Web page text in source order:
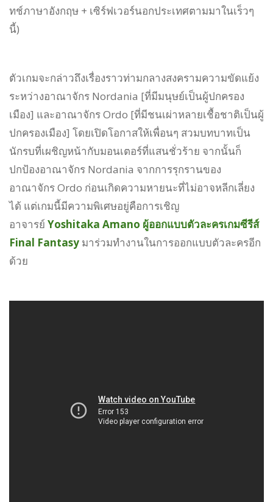
ทช์ภาษาอังกฤษ + เซิร์ฟเวอร์นอกประเทศตามมาในเร็วๆ
นี้)
ตัวเกมจะกล่าวถึงเรื่องราวท่ามกลางสงครามความขัดแย้ง
ระหว่างอาณาจักร Nordania [ที่มีมนุษย์เป็นผู้ปกครอง
เมือง] และอาณาจักร Ordo [ที่มีชนเผ่าหลายเชื้อชาติเป็นผู้
ปกครองเมือง] โดยเปิดโอกาสให้เพื่อนๆ สวมบทบาทเป็น
นักรบที่เผชิญหน้ากับมอนเตอร์ที่แสนชั่วร้าย จากนั้นก็
ปกป้องอาณาจักร Nordania จากการรุกรานของ
อาณาจักร Ordo ก่อนเกิดความหายนะที่ไม่อาจหลีกเลี่ยง
ได้ แต่เกมนี้มีความพิเศษอยู่คือการเชิญ
อาจารย์ Yoshitaka Amano ผู้ออกแบบตัวละครเกมซีรีส์
Final Fantasy มาร่วมทำงานในการออกแบบตัวละครอีก
ด้วย